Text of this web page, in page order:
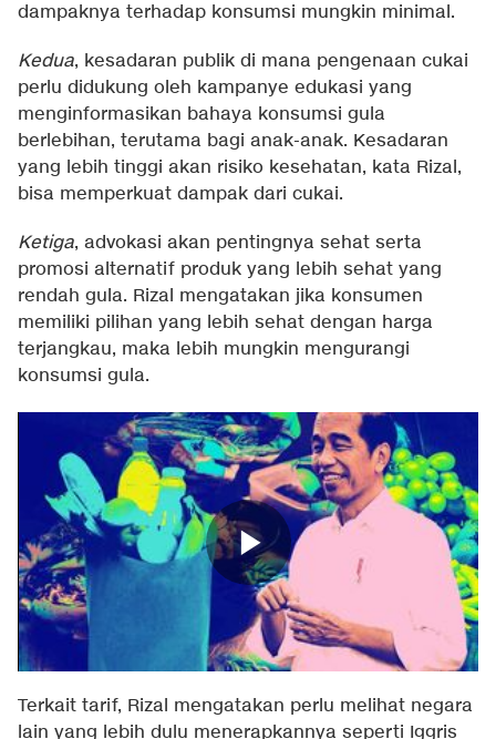
dampaknya terhadap konsumsi mungkin minimal.
Kedua, kesadaran publik di mana pengenaan cukai
perlu didukung oleh kampanye edukasi yang
menginformasikan bahaya konsumsi gula
berlebihan, terutama bagi anak-anak. Kesadaran
yang lebih tinggi akan risiko kesehatan, kata Rizal,
bisa memperkuat dampak dari cukai.
Ketiga, advokasi akan pentingnya sehat serta
promosi alternatif produk yang lebih sehat yang
rendah gula. Rizal mengatakan jika konsumen
memiliki pilihan yang lebih sehat dengan harga
terjangkau, maka lebih mungkin mengurangi
konsumsi gula.
Terkait tarif, Rizal mengatakan perlu melihat negara
lain yang lebih dulu menerapkannya seperti Iggris